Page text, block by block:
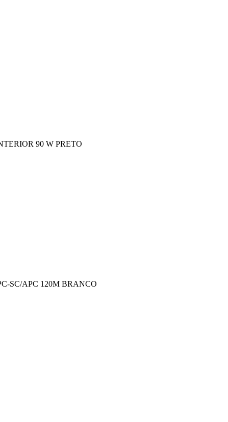
90 W PRETO
SC/APC 120M BRANCO